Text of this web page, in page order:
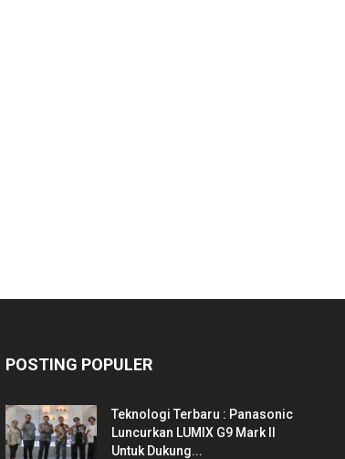
POSTING POPULER
Teknologi Terbaru : Panasonic
Luncurkan LUMIX G9 Mark II
Untuk Dukung...